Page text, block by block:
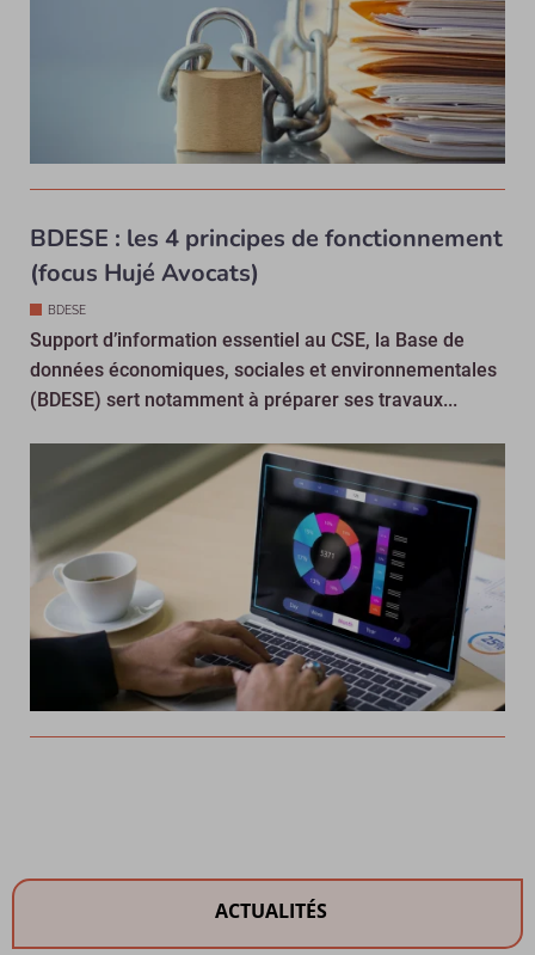
BDESE : les 4 principes de fonctionnement
(focus Hujé Avocats)
BDESE
Support d’information essentiel au CSE, la Base de
données économiques, sociales et environnementales
(BDESE) sert notamment à préparer ses travaux...
ACTUALITÉS